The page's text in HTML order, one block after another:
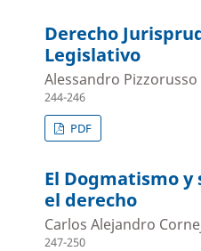
Derecho
Legislativo
Alessandro Pizzorusso
244-246
PDF
El Dogmatismo
el derecho
Carlos Alejandro
247-250